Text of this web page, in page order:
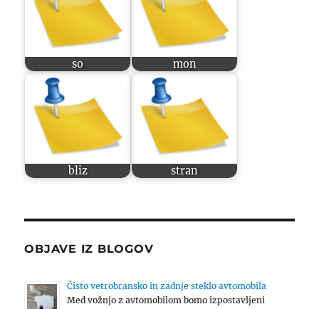
so mon
bliz stran
OBJAVE IZ BLOGOV
Čisto vetrobransko in zadnje steklo avtomobila
Med vožnjo z avtomobilom bomo izpostavljeni